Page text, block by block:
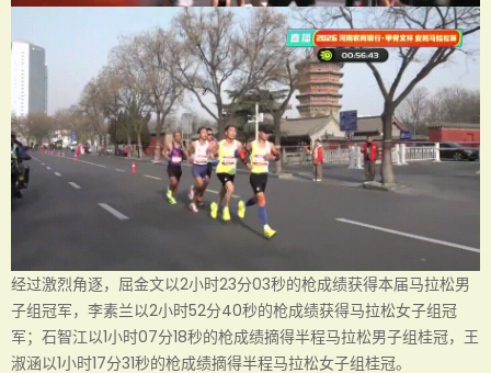
经过激烈角逐，屈金文以2小时23分03秒的枪成绩获得本届马拉松男
子组冠军，李素兰以2小时52分40秒的枪成绩获得马拉松女子组冠
军；石智江以1小时07分18秒的枪成绩摘得半程马拉松男子组桂冠，王
淑涵以1小时17分31秒的枪成绩摘得半程马拉松女子组桂冠。